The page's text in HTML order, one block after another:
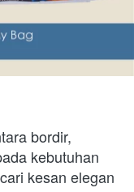
bordir,
kebutuhan
kesan elegan